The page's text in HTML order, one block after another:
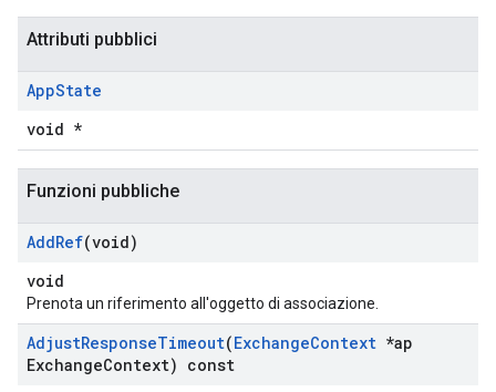
Attributi pubblici
AppState
void *
Funzioni pubbliche
AddRef(void)
void
Prenota un riferimento all'oggetto di associazione.
AdjustResponseTimeout(ExchangeContext *ap
ExchangeContext) const